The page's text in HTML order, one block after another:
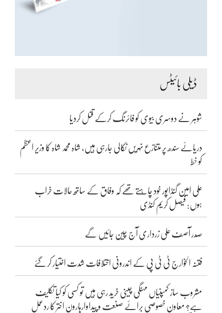
ڈیلی بائیٹس
شوہر نے دوسری بیوی کو فائرنگ کرکے قتل کردیا
دریائے سندھ پر متنازع نہریں نکالی جارہی ہیں، شاہ محمد شاہ کا وزیر اعظم
کو خط
علی امین گنڈاپور خود چاہتے تھے کہ وفاق کے ساتھ حالات خراب
ہوں: فیصل کریم کنڈی
صدر آصف علی زرداری آج چین جائیں گے
فتنہ الخوارج ٹی ٹی پی کے اندرونی اختلافات شدت اختیار کر گئے
مشروب ساز کمپنیاں مہنگی چینی خرید رہی ہیں تو کسی کو کیا تکلیف
ہے؟ معاون خصوصی برائے صنعت و پیداوارہارون اختر کا ردعمل